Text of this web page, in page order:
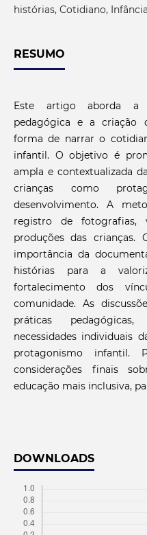
histórias, Cotidiano,
RESUMO
Este artigo aborda a
pedagógica e a criação
forma de narrar o
infantil. O objetivo é
ampla e contextualizada
crianças como
desenvolvimento. A
registro de fotografias,
produções das crianças.
importância da
histórias para a
fortalecimento dos
comunidade. As
práticas
necessidades individuais
protagonismo infantil.
considerações finais
educação mais inclusiva,
DOWNLOADS